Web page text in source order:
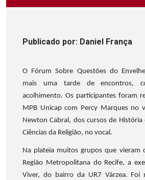
Publicado por: Daniel França
O Fórum Sobre Questões do
mais uma tarde de encontros,
acolhimento. Os participantes foram
MPB Unicap com Percy Marques no
Newton Cabral, dos cursos de
Ciências da Religião, no vocal.
Na plateia muitos grupos que vieram
Região Metropolitana do Recife, a
Viver, do bairro da UR7 Várzea. Foi